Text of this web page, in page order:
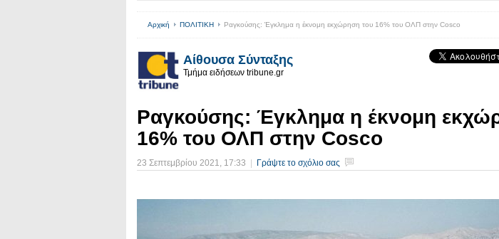
Αρχική ΠΟΛΙΤΙΚΗ Ραγκούσης: Έγκλημα η έκνομη εκχώρηση του 16% του ΟΛΠ στην Cosco
Αίθουσα Σύνταξης
Τμήμα ειδήσεων tribune.gr
Ραγκούσης: Έγκλημα η έκνομη
16% του ΟΛΠ στην Cosco
23 Σεπτεμβρίου 2021, 17:33 Γράψτε το σχόλιο σας